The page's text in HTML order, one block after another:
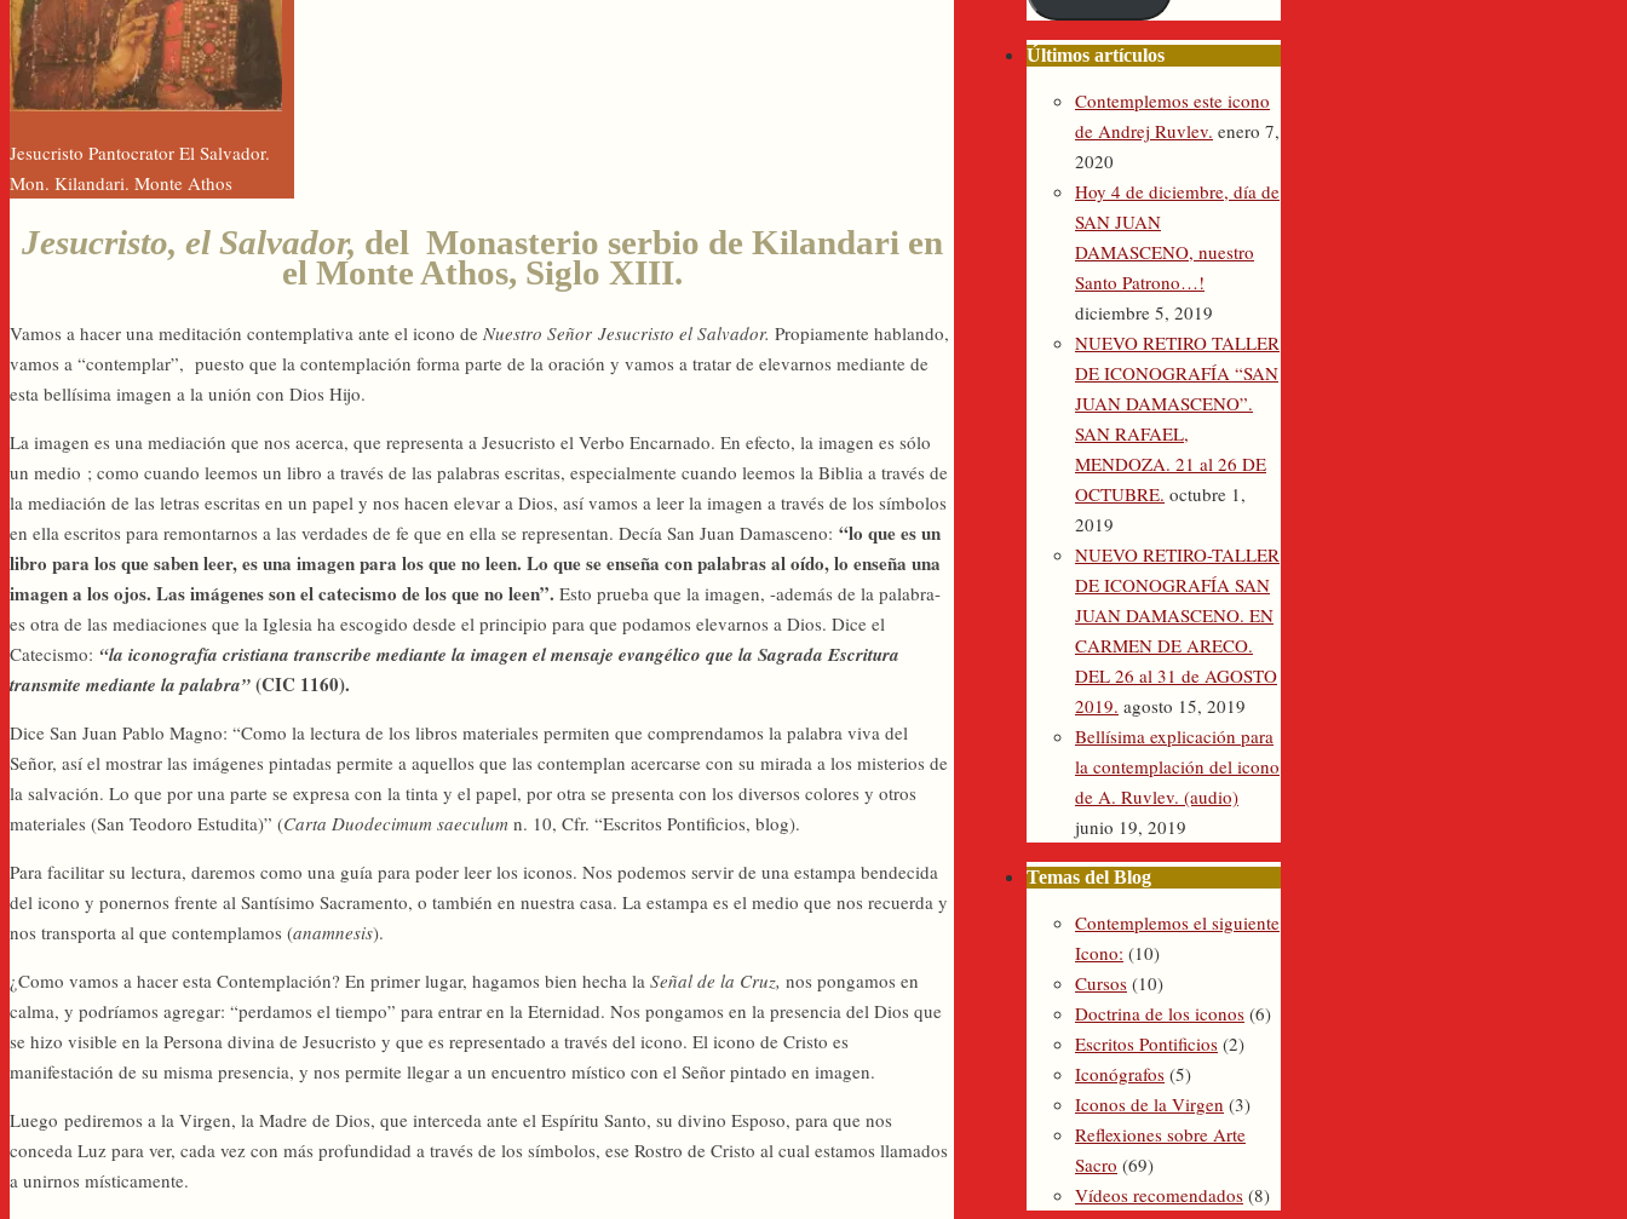
Jesucristo Pantocrator El Salvador.
Mon. Kilandari. Monte Athos
Jesucristo, el Salvador, del Monasterio serbio de Kilandari en
el Monte Athos, Siglo XIII.
Vamos a hacer una meditación contemplativa ante el icono de Nuestro Señor Jesucristo el Salvador. Propiamente hablando,
vamos a “contemplar”, puesto que la contemplación forma parte de la oración y vamos a tratar de elevarnos mediante de
esta bellísima imagen a la unión con Dios Hijo.
La imagen es una mediación que nos acerca, que representa a Jesucristo el Verbo Encarnado. En efecto, la imagen es sólo
un medio ; como cuando leemos un libro a través de las palabras escritas, especialmente cuando leemos la Biblia a través de
la mediación de las letras escritas en un papel y nos hacen elevar a Dios, así vamos a leer la imagen a través de los símbolos
en ella escritos para remontarnos a las verdades de fe que en ella se representan. Decía San Juan Damasceno: “lo que es un
libro para los que saben leer, es una imagen para los que no leen. Lo que se enseña con palabras al oído, lo enseña una
imagen a los ojos. Las imágenes son el catecismo de los que no leen”. Esto prueba que la imagen, -además de la palabra-
es otra de las mediaciones que la Iglesia ha escogido desde el principio para que podamos elevarnos a Dios. Dice el
Catecismo: “la iconografía cristiana transcribe mediante la imagen el mensaje evangélico que la Sagrada Escritura
transmite mediante la palabra”(CIC 1160).
Dice San Juan Pablo Magno: “Como la lectura de los libros materiales permiten que comprendamos la palabra viva del
Señor, así el mostrar las imágenes pintadas permite a aquellos que las contemplan acercarse con su mirada a los misterios de
la salvación. Lo que por una parte se expresa con la tinta y el papel, por otra se presenta con los diversos colores y otros
materiales (San Teodoro Estudita)” (Carta Duodecimum saeculum n. 10, Cfr. “Escritos Pontificios, blog).
Para facilitar su lectura, daremos como una guía para poder leer los iconos. Nos podemos servir de una estampa bendecida
del icono y ponernos frente al Santísimo Sacramento, o también en nuestra casa. La estampa es el medio que nos recuerda y
nos transporta al que contemplamos (anamnesis).
¿Como vamos a hacer esta Contemplación? En primer lugar, hagamos bien hecha la Señal de la Cruz, nos pongamos en
calma, y podríamos agregar: “perdamos el tiempo” para entrar en la Eternidad. Nos pongamos en la presencia del Dios que
se hizo visible en la Persona divina de Jesucristo y que es representado a través del icono. El icono de Cristo es
manifestación de su misma presencia, y nos permite llegar a un encuentro místico con el Señor pintado en imagen.
Luego pediremos a la Virgen, la Madre de Dios, que interceda ante el Espíritu Santo, su divino Esposo, para que nos
conceda Luz para ver, cada vez con más profundidad a través de los símbolos, ese Rostro de Cristo al cual estamos llamados
a unirnos místicamente.
electrónico
Últimos artículos
Contemplemos este icono
de Andrej Ruvlev. enero 7,
2020
Hoy 4 de diciembre, día de
SAN JUAN
DAMASCENO, nuestro
Santo Patrono…!
diciembre 5, 2019
NUEVO RETIRO TALLER
DE ICONOGRAFÍA “SAN
JUAN DAMASCENO”.
SAN RAFAEL,
MENDOZA. 21 al 26 DE
OCTUBRE. octubre 1,
2019
NUEVO RETIRO-TALLER
DE ICONOGRAFÍA SAN
JUAN DAMASCENO. EN
CARMEN DE ARECO.
DEL 26 al 31 de AGOSTO
2019. agosto 15, 2019
Bellísima explicación para
la contemplación del icono
de A. Ruvlev. (audio)
junio 19, 2019
Temas del Blog
Contemplemos el siguiente
Icono: (10)
Cursos (10)
Doctrina de los iconos (6)
Escritos Pontificios (2)
Iconógrafos (5)
Iconos de la Virgen (3)
Reflexiones sobre Arte
Sacro (69)
Vídeos recomendados (8)